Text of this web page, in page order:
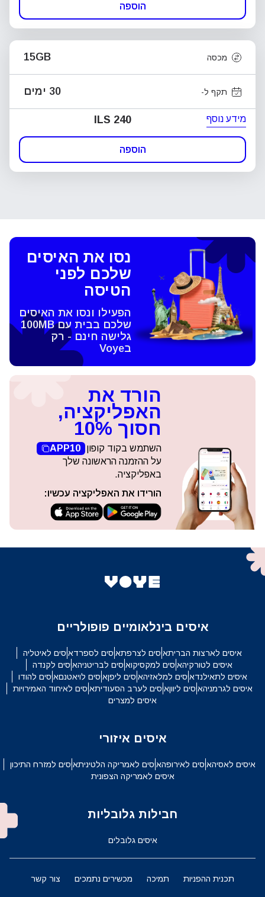
הוספה
מכסה 15GB
תקף ל- 30 ימים
מידע נוסף ILS 240
הוספה
נסו את האיסים
שלכם לפני
הטיסה
הפעילו ונסו את האיסים
שלכם בבית עם 100MB
גלישה חינם - רק
בVoye
הורד את
האפליקציה,
חסוך 10%
השתמש בקוד קופון
APP10
על ההזמנה הראשונה שלך
באפליקציה.
הורידו את האפליקציה עכשיו:
איסים בינלאומיים פופולריים
איסים לארצות הבריתאיסים לצרפתאיסים לספרדאיסים לאיטליה
איסים לטורקיהאיסים למקסיקואיסים לבריטניהאיסים לקנדה
איסים לתאילנדאיסים למלאזיהאיסים ליפןאיסים לויאטנםאיסים להודו
איסים לגרמניהאיסים ליווןאיסים לערב הסעודיתאיסים לאיחוד האמירויות
איסים למצרים
איסים איזורי
איסים לאסיהאיסים לאירופהאיסים לאמריקה הלטיניתאיסים למזרח התיכון
איסים לאמריקה הצפונית
חבילות גלובליות
איסים גלובלים
תכנית ההפניות תמיכה מכשירים נתמכים צור קשר